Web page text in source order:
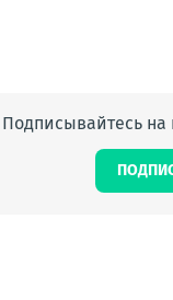
Подписывайтесь на